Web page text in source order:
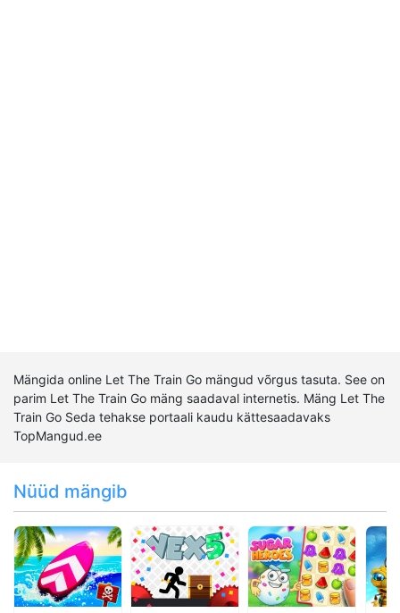
Mängida online Let The Train Go mängud võrgus tasuta. See on
parim Let The Train Go mäng saadaval internetis. Mäng Let The
Train Go Seda tehakse portaali kaudu kättesaadavaks
TopMangud.ee
Nüüd mängib